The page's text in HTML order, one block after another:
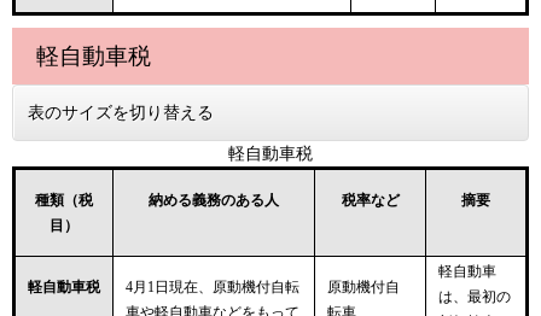
軽自動車税
表のサイズを切り替える
軽自動車税
種類（税
目）
納める義務のある人 税率など 摘要
軽自動車税
4月1日現在、原動機付自転
車や軽自動車などをもって
原動機付自
転車
軽自動車
は、最初の